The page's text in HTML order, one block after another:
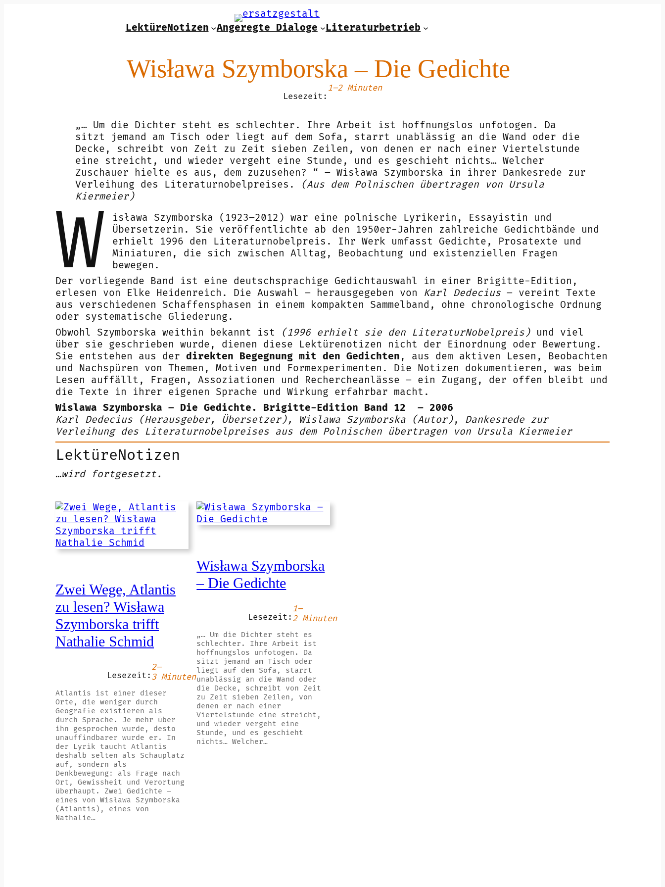
LektüreNotizen Angeregte Dialoge Literaturbetrieb
Wisława Szymborska – Die Gedichte
Lesezeit:
1–2 Minuten
„… Um die Dichter steht es schlechter. Ihre Arbeit ist hoffnungslos unfotogen. Da
sitzt jemand am Tisch oder liegt auf dem Sofa, starrt unablässig an die Wand oder die
Decke, schreibt von Zeit zu Zeit sieben Zeilen, von denen er nach einer Viertelstunde
eine streicht, und wieder vergeht eine Stunde, und es geschieht nichts… Welcher
Zuschauer hielte es aus, dem zuzusehen? “ – Wisława Szymborska in ihrer Dankesrede zur
Verleihung des Literaturnobelpreises.
(Aus dem Polnischen übertragen von Ursula
Kiermeier)
W
isława Szymborska (1923–2012) war eine polnische Lyrikerin, Essayistin und
Übersetzerin. Sie veröffentlichte ab den 1950er-Jahren zahlreiche Gedichtbände und
erhielt 1996 den Literaturnobelpreis. Ihr Werk umfasst Gedichte, Prosatexte und
Miniaturen, die sich zwischen Alltag, Beobachtung und existenziellen Fragen
bewegen.
Der vorliegende Band ist eine deutschsprachige Gedichtauswahl in einer Brigitte-Edition,
erlesen von Elke Heidenreich. Die Auswahl – herausgegeben von Karl Dedecius – vereint Texte
aus verschiedenen Schaffensphasen in einem kompakten Sammelband, ohne chronologische Ordnung
oder systematische Gliederung.
Obwohl Szymborska weithin bekannt ist
(1996 erhielt sie den LiteraturNobelpreis) und viel
über sie geschrieben wurde, dienen diese Lektürenotizen nicht der Einordnung oder Bewertung.
Sie entstehen aus der direkten Begegnung mit den Gedichten , aus dem aktiven Lesen, Beobachten
und Nachspüren von Themen, Motiven und Formexperimenten. Die Notizen dokumentieren, was beim
Lesen auffällt, Fragen, Assoziationen und Rechercheanlässe – ein Zugang, der offen bleibt und
die Texte in ihrer eigenen Sprache und Wirkung erfahrbar macht.
Wislawa Szymborska – Die Gedichte. Brigitte-Edition Band 12 – 2006
Karl Dedecius (Herausgeber, Übersetzer), Wislawa Szymborska (Autor),
Dankesrede zur
Verleihung des Literaturnobelpreises aus dem Polnischen übertragen von Ursula Kiermeier
LektüreNotizen
…wird fortgesetzt.
Zwei Wege, Atlantis
zu lesen? Wisława
Szymborska trifft
Nathalie Schmid
Lesezeit:
2–
3 Minuten
Atlantis ist einer dieser
Orte, die weniger durch
Geografie existieren als
durch Sprache. Je mehr über
ihn gesprochen wurde, desto
unauffindbarer wurde er. In
der Lyrik taucht Atlantis
deshalb selten als Schauplatz
auf, sondern als
Denkbewegung: als Frage nach
Ort, Gewissheit und Verortung
überhaupt. Zwei Gedichte –
eines von Wisława Szymborska
(Atlantis), eines von
Nathalie…
Wisława Szymborska
– Die Gedichte
Lesezeit:
1–
2 Minuten
„… Um die Dichter steht es
schlechter. Ihre Arbeit ist
hoffnungslos unfotogen. Da
sitzt jemand am Tisch oder
liegt auf dem Sofa, starrt
unablässig an die Wand oder
die Decke, schreibt von Zeit
zu Zeit sieben Zeilen, von
denen er nach einer
Viertelstunde eine streicht,
und wieder vergeht eine
Stunde, und es geschieht
nichts… Welcher…